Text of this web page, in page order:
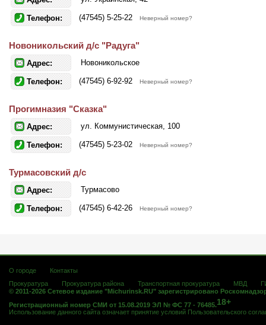
Телефон: (47545) 5-25-22 Неверный номер?
Новоникольский д/с "Радуга"
Адрес: Новоникольское
Телефон: (47545) 6-92-92 Неверный номер?
Прогимназия "Сказка"
Адрес: ул. Коммунистическая, 100
Телефон: (47545) 5-23-02 Неверный номер?
Турмасовский д/с
Адрес: Турмасово
Телефон: (47545) 6-42-26 Неверный номер?
О городе
Контакты
Прокуратура
Прокуратура района Транспортная прокуратура МВД
© 2011-2026 Сетевое издание "Michurinsk.RU" зарегистрировано
Регистрационный номер СМИ от 15.08.2019 ЭЛ № ФС 77 - 76485.18+
Использование данного сайта означает принятие условий Пользовательского